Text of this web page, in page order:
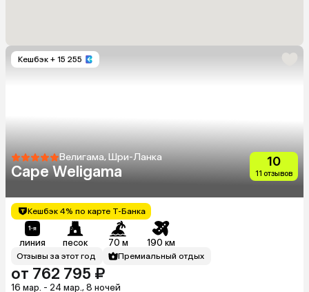
Кешбэк + 15 255
Велигама, Шри-Ланка
Cape Weligama
10
11 отзывов
Кешбэк 4% по карте Т-Банка
линия песок 70 м 190 км
Отзывы за этот год Премиальный отдых
от 762 795 ₽
16 мар. - 24 мар., 8 ночей